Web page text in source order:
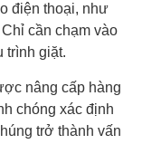
điện thoại, như
cần chạm vào
trình giặt.
nâng cấp hàng
chóng xác định
trở thành vấn